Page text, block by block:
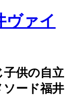
ヴァイ
供の自立
ソード福井